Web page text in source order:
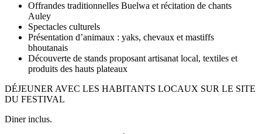
Offrandes traditionnelles Buelwa et récitation de chants
Auley
Spectacles culturels
Présentation d’animaux : yaks, chevaux et mastiffs
bhoutanais
Découverte de stands proposant artisanat local, textiles et
produits des hauts plateaux
DÉJEUNER AVEC LES HABITANTS LOCAUX SUR LE SITE
DU FESTIVAL
Diner inclus.